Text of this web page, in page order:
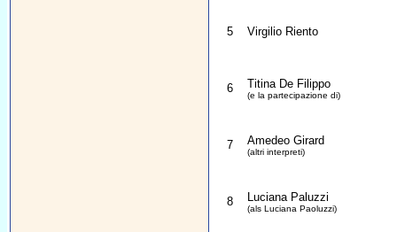
5 Virgilio Riento
6 Titina De Filippo
(e la partecipazione di)
7 Amedeo Girard
(altri interpreti)
8 Luciana Paluzzi
(als Luciana Paoluzzi)